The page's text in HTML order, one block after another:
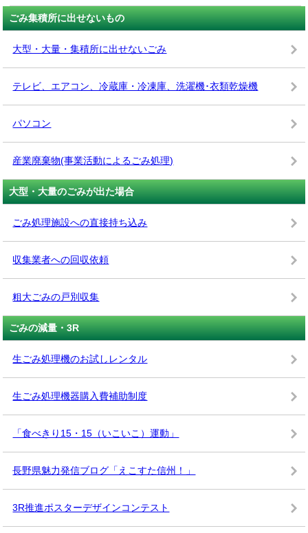
ごみ集積所に出せないもの
大型・大量・集積所に出せないごみ
テレビ、エアコン、冷蔵庫・冷凍庫、洗濯機･衣類乾燥機
パソコン
産業廃棄物(事業活動によるごみ処理)
大型・大量のごみが出た場合
ごみ処理施設への直接持ち込み
収集業者への回収依頼
粗大ごみの戸別収集
ごみの減量・3R
生ごみ処理機のお試しレンタル
生ごみ処理機器購入費補助制度
「食べきり15・15（いこいこ）運動」
長野県魅力発信ブログ「えこすた信州！」
3R推進ポスターデザインコンテスト